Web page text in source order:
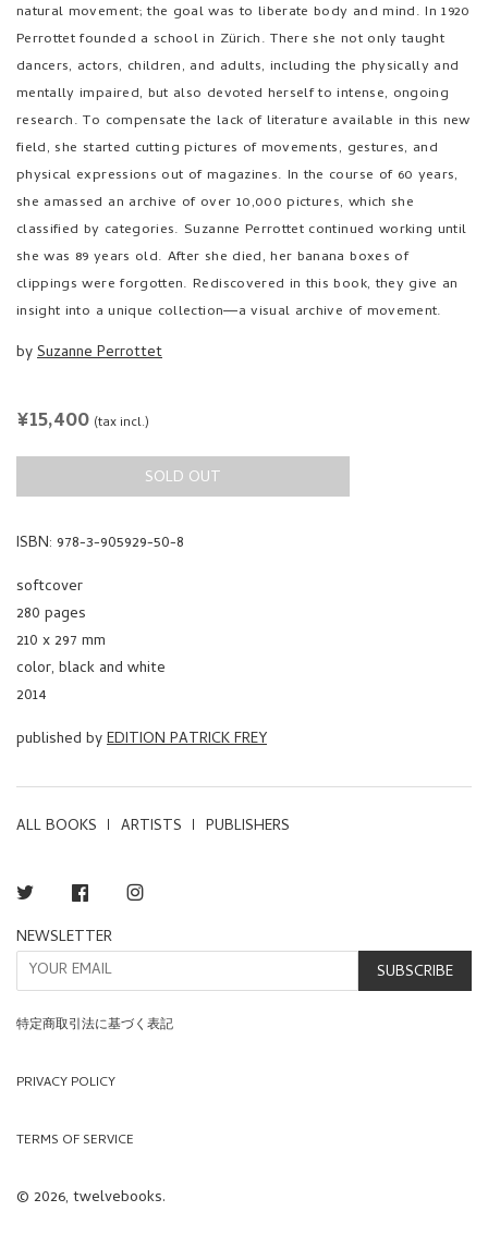
natural movement; the goal was to liberate body and mind. In 1920
Perrottet founded a school in Zürich. There she not only taught
dancers, actors, children, and adults, including the physically and
mentally impaired, but also devoted herself to intense, ongoing
research. To compensate the lack of literature available in this new
field, she started cutting pictures of movements, gestures, and
physical expressions out of magazines. In the course of 60 years,
she amassed an archive of over 10,000 pictures, which she
classified by categories. Suzanne Perrottet continued working until
she was 89 years old. After she died, her banana boxes of
clippings were forgotten. Rediscovered in this book, they give an
insight into a unique collection―a visual archive of movement.
bySuzanne Perrottet
REGULAR
¥15,400 (tax incl.)
SOLD OUT
ISBN: 978-3-905929-50-8
softcover
280 pages
210 x 297 mm
color, black and white
2014
published byEDITION PATRICK FREY
ALL BOOKS ARTISTS PUBLISHERS
Twitter Facebook
NEWSLETTER
SUBSCRIBE
特定商取引法に基づく表記
PRIVACY POLICY
TERMS OF SERVICE
© 2026, twelvebooks.